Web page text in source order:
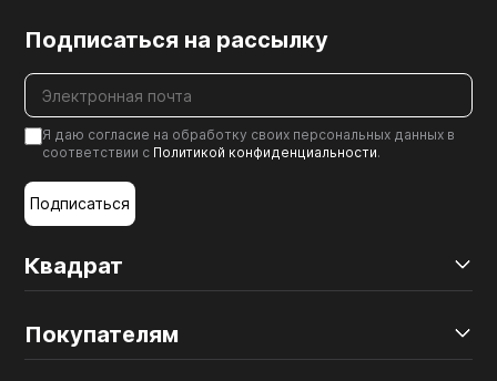
Квадрат
Покупателям
Подписаться на рассылку
Я даю согласие на обработку своих персональных данных в
соответствии с Политикой конфиденциальности.
Подписаться